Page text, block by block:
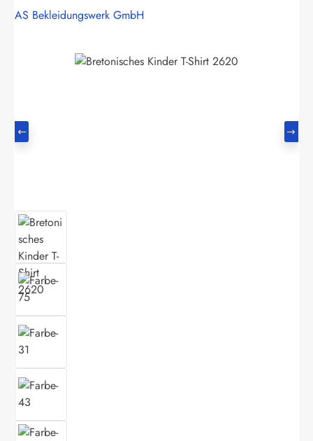
AS Bekleidungswerk GmbH
Bildergalerie überspringen